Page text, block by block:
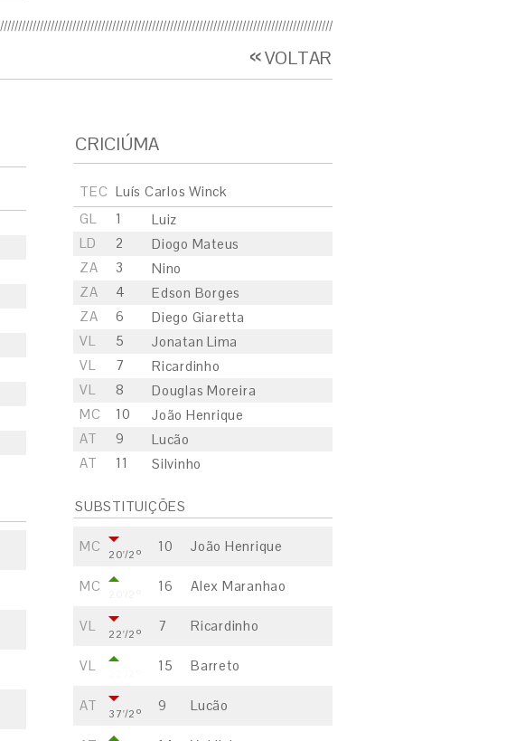
VOLTAR
CRICIÚMA
TEC Luís Carlos Winck
GL
1
Luiz
LD
2
Diogo Mateus
ZA
3
Nino
ZA
4
Edson Borges
ZA
6
Diego Giaretta
VL
5
Jonatan Lima
VL
7
Ricardinho
VL
8
Douglas Moreira
MC
10
João Henrique
AT
9
Lucão
AT
11 Silvinho
SUBSTITUIÇÕES
MC 20'/2º 10 João Henrique
MC 16 Alex Maranhao
VL 22'/2º 7 Ricardinho
VL 15 Barreto
AT 37'/2º 9 Lucão